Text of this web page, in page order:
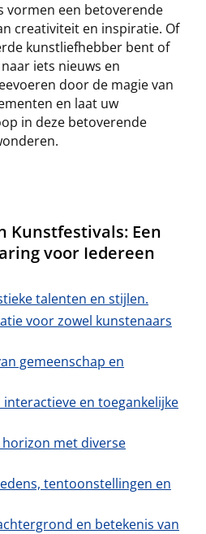
vormen een betoverende
creativiteit en inspiratie. Of
kunstliefhebber bent of
iets nieuws en
door de magie van
en laat uw
in deze betoverende
Kunstfestivals: Een
voor Iedereen
talenten en stijlen.
voor zowel kunstenaars
gemeenschap en
interactieve en toegankelijke
met diverse
tentoonstellingen en
en betekenis van